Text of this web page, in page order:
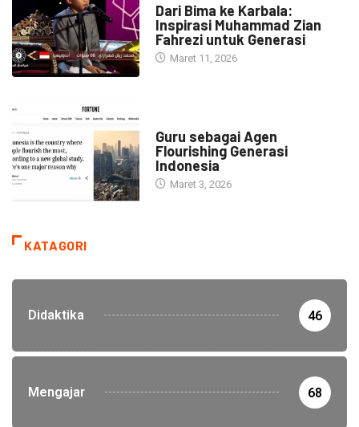
Dari Bima ke Karbala:
Inspirasi Muhammad Zian
Fahrezi untuk Generasi
Maret 11, 2026
Guru sebagai Agen
Flourishing Generasi
Indonesia
Maret 3, 2026
KATAGORI
Didaktika 46
Mengajar 68